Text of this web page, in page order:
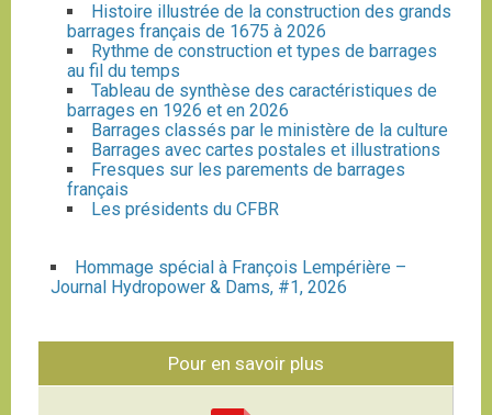
Histoire illustrée de la construction des grands
barrages français de 1675 à 2026
Rythme de construction et types de barrages
au fil du temps
Tableau de synthèse des caractéristiques de
barrages en 1926 et en 2026
Barrages classés par le ministère de la culture
Barrages avec cartes postales et illustrations
Fresques sur les parements de barrages
français
Les présidents du CFBR
Hommage spécial à François Lempérière –
Journal Hydropower & Dams, #1, 2026
Pour en savoir plus